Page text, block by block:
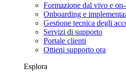
Formazione dal vivo e
Onboarding e
Gestione tecnica degli
Servizi di supporto
Portale clienti
Ottieni supporto ora
Esplora